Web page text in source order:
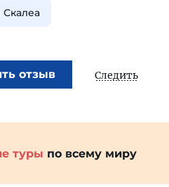
отзыв Следить
туры по всему миру